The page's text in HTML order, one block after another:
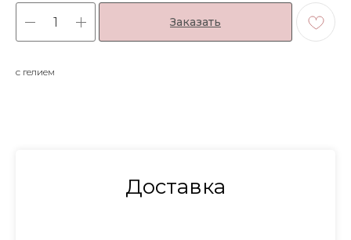
Заказать
с гелием
Доставка